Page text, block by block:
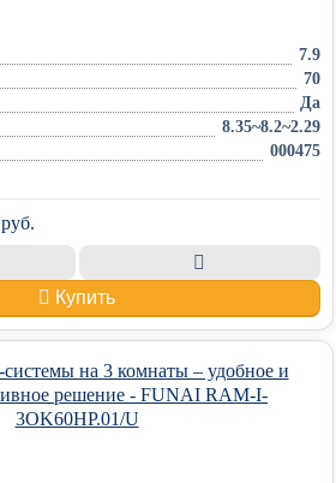
7.9
70
Да
8.35~8.2~2.29
000475
руб.
Купить